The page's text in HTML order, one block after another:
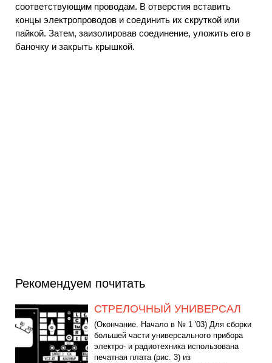
соответствующим проводам. В отверстия вставить
концы электропроводов и соединить их скруткой или
пайкой. Затем, заизолировав соединение, уложить его в
баночку и закрыть крышкой.
Рекомендуем почитать
СТРЕЛОЧНЫЙ УНИВЕРСАЛ
(Окончание. Начало в № 1 '03) Для сборки
большей части универсального прибора
электро- и радиотехника использована
печатная плата (рис. 3) из